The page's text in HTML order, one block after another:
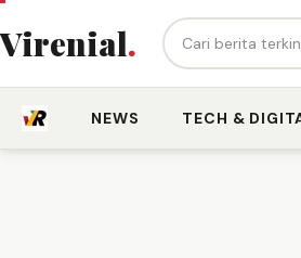
Virenial. Cari berita...
NEWS TECH &